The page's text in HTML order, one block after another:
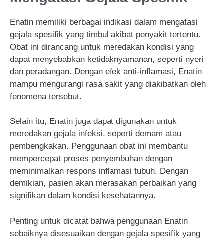
Enatin memiliki berbagai indikasi dalam mengatasi
gejala spesifik yang timbul akibat penyakit tertentu.
Obat ini dirancang untuk meredakan kondisi yang
dapat menyebabkan ketidaknyamanan, seperti nyeri
dan peradangan. Dengan efek anti-inflamasi, Enatin
mampu mengurangi rasa sakit yang diakibatkan oleh
fenomena tersebut.
Selain itu, Enatin juga dapat digunakan untuk
meredakan gejala infeksi, seperti demam atau
pembengkakan. Penggunaan obat ini membantu
mempercepat proses penyembuhan dengan
meminimalkan respons inflamasi tubuh. Dengan
demikian, pasien akan merasakan perbaikan yang
signifikan dalam kondisi kesehatannya.
Penting untuk dicatat bahwa penggunaan Enatin
sebaiknya disesuaikan dengan gejala spesifik yang